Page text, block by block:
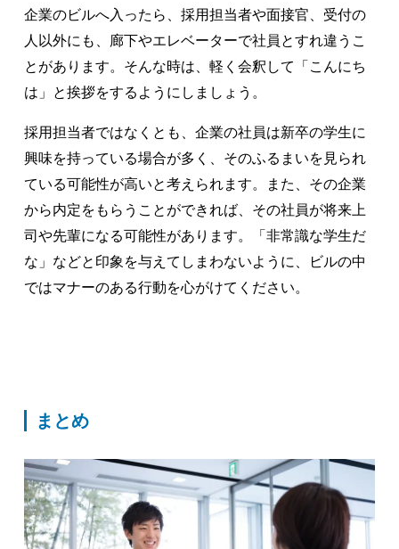
企業のビルへ入ったら、採用担当者や面接官、受付の
人以外にも、廊下やエレベーターで社員とすれ違うこ
とがあります。そんな時は、軽く会釈して「こんにち
は」と挨拶をするようにしましょう。
採用担当者ではなくとも、企業の社員は新卒の学生に
興味を持っている場合が多く、そのふるまいを見られ
ている可能性が高いと考えられます。また、その企業
から内定をもらうことができれば、その社員が将来上
司や先輩になる可能性があります。「非常識な学生だ
な」などと印象を与えてしまわないように、ビルの中
ではマナーのある行動を心がけてください。
まとめ